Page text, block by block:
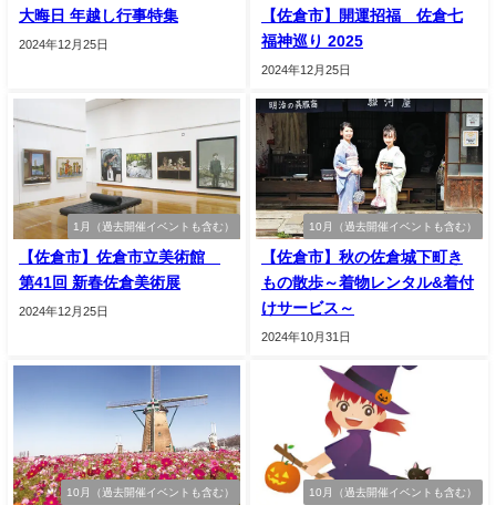
大晦日 年越し行事特集
2024年12月25日
【佐倉市】開運招福 佐倉七
福神巡り 2025
2024年12月25日
1月（過去開催イベントも含む）
【佐倉市】佐倉市立美術館
第41回 新春佐倉美術展
2024年12月25日
10月（過去開催イベントも含む）
【佐倉市】秋の佐倉城下町き
もの散歩～着物レンタル&着付
けサービス～
2024年10月31日
10月（過去開催イベントも含む） 10月（過去開催イベントも含む）